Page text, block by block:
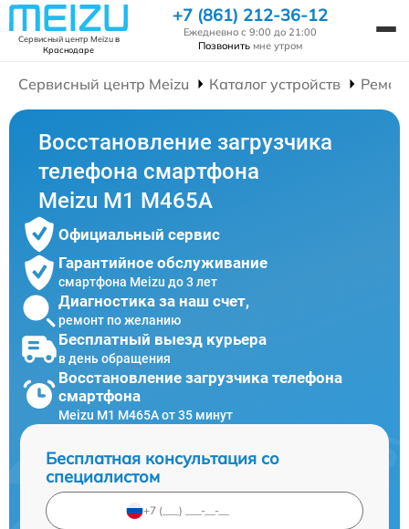
Сервисный центр Meizuв
Краснодаре
+7 (861) 212-36-12
Ежедневно с 9:00 до 21:00
Позвонить мне утром
Сервисный центр Meizu Каталог устройств
Восстановление загрузчика
телефона смартфона
Meizu M1 M465A
Официальный сервис
Гарантийное обслуживание
смартфона Meizu до 3 лет
Диагностика за наш счет,
ремонт по желанию
Бесплатный выезд курьера
в день обращения
Восстановление загрузчика телефона
смартфона
Meizu M1 M465A от 35 минут
Бесплатная консультация со
специалистом